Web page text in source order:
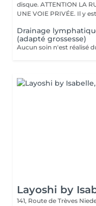
disque. ATTENTION LA
UNE VOIE PRIVÉE. Il y
Drainage
(adapté grossesse)
Layoshi by
141, Route de Trèves